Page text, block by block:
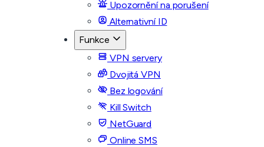
Upozornění na porušení
Alternativní ID
Funkce
VPN servery
Dvojitá VPN
Bez logování
Kill Switch
NetGuard
Online SMS